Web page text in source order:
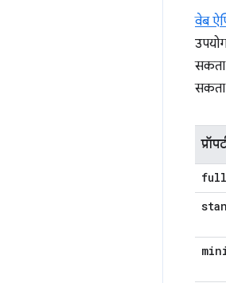
वेब
सकता
सकता